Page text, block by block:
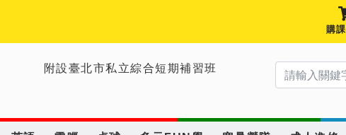
購
附設臺北市私立綜合短期補習班